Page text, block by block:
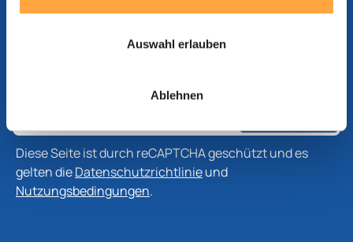
Auswahl erlauben
Ablehnen
Informationen zu Produkten, Technologien und
Diese Seite ist durch reCAPTCHA geschützt und es
gelten dieDatenschutzrichtlinieund
Nutzungsbedingungen.